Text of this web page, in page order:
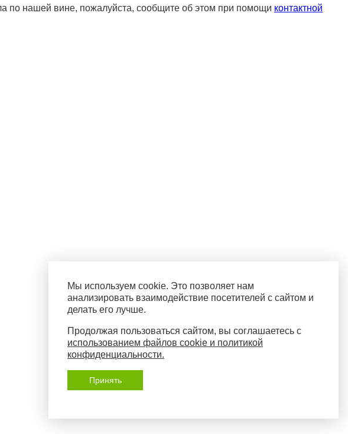
по нашей вине, пожалуйста, сообщите об этом при помощи контактной
Мы используем cookie. Это позволяет нам
анализировать взаимодействие посетителей с сайтом и
делать его лучше.
Продолжая пользоваться сайтом, вы соглашаетесь с
использованием файлов cookie и политикой
конфиденциальности.
Принять